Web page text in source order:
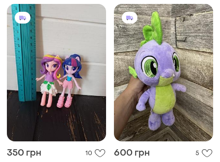
350 грн 10 600 грн 5